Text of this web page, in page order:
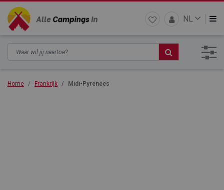
NL
Home Frankrijk Midi-Pyrénées